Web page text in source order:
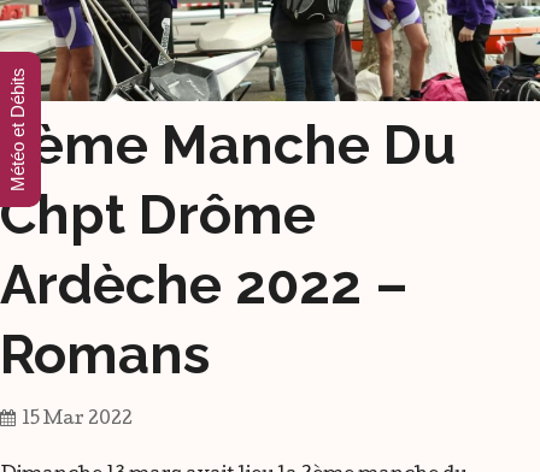
2ème Manche Du
Chpt Drôme
Ardèche 2022 –
Romans
15 Mar 2022
Météo et Débits